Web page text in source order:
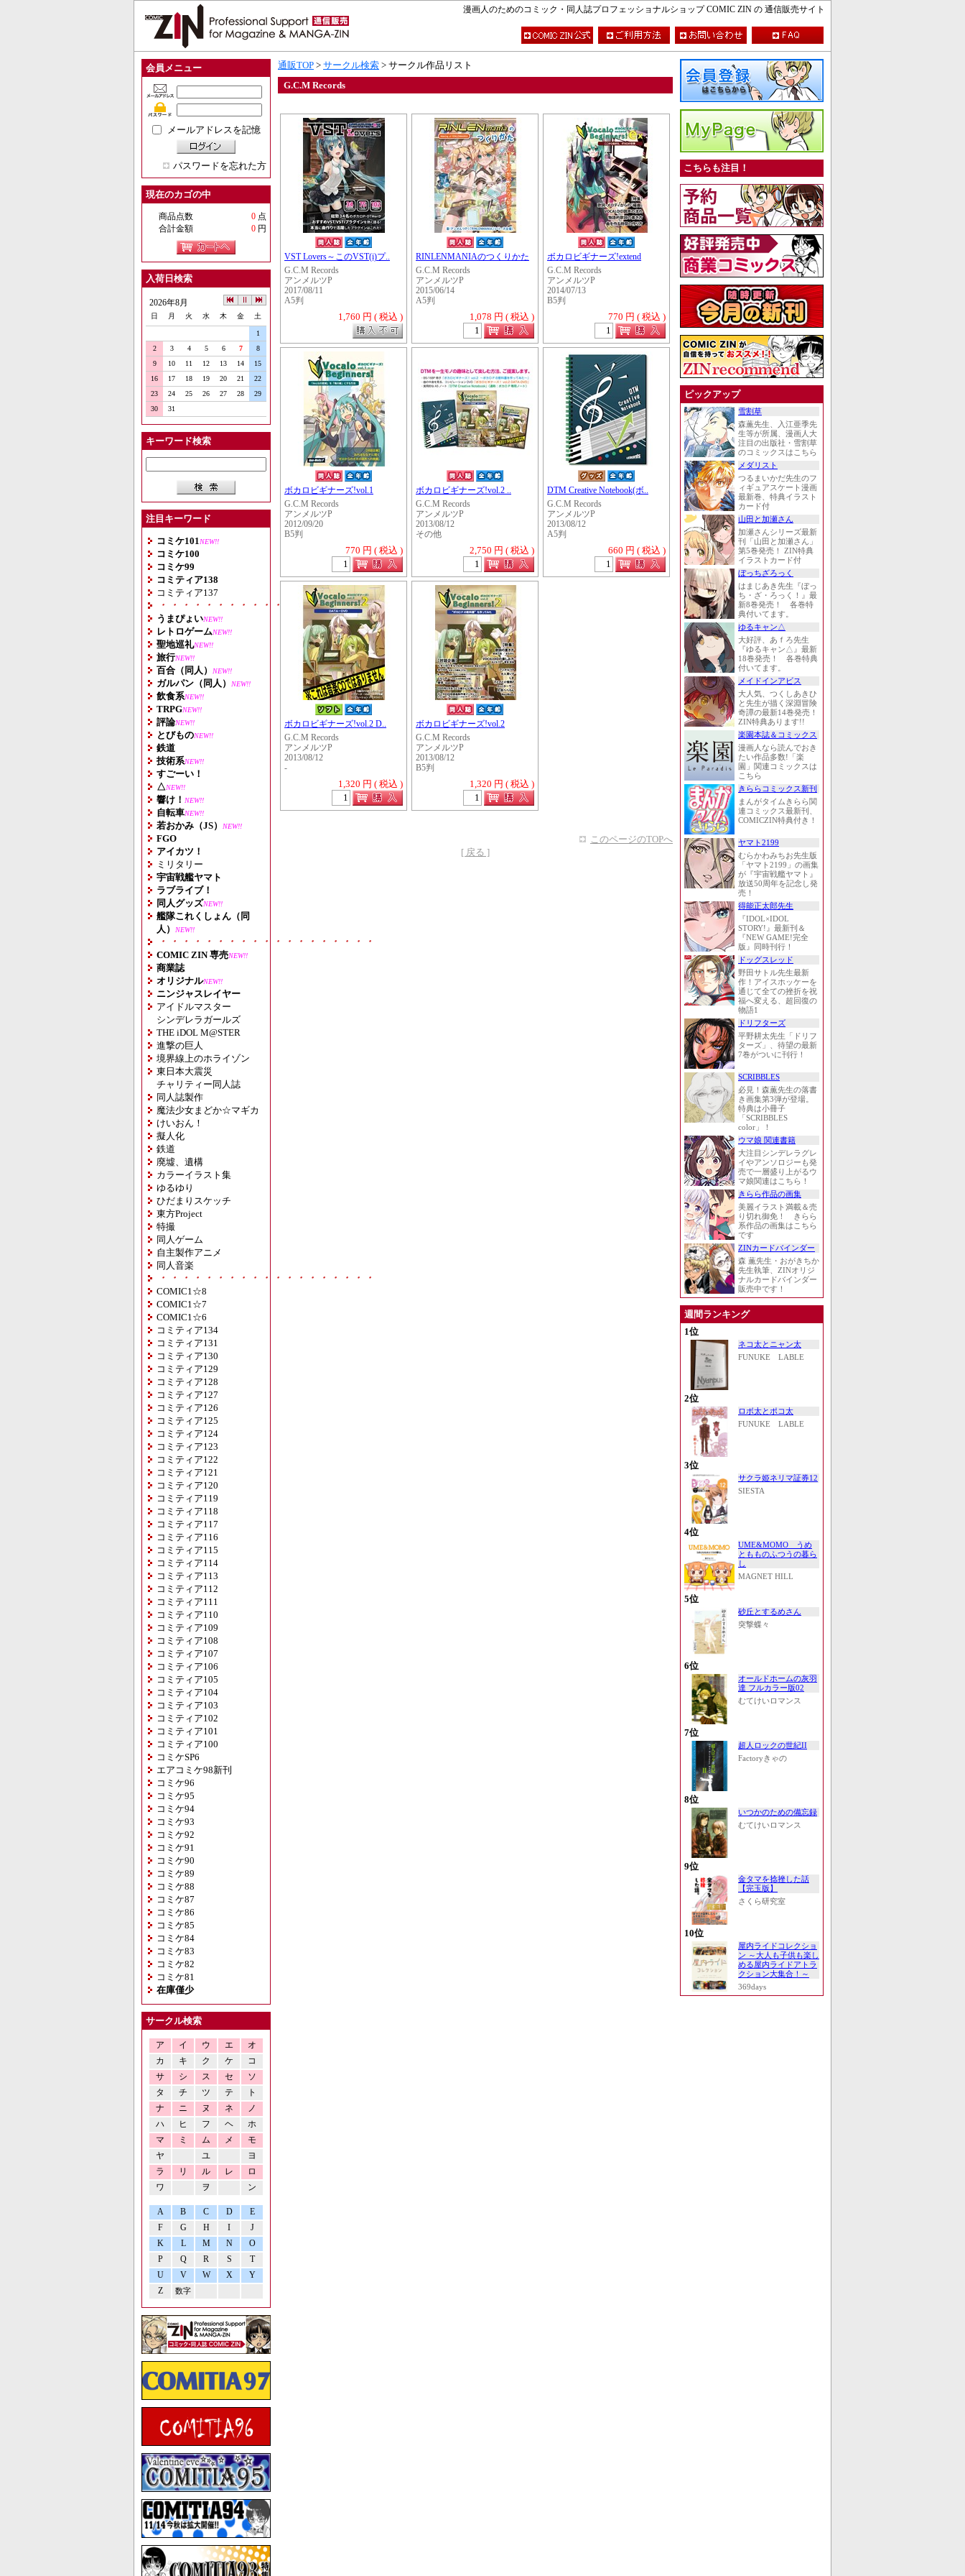
漫画人のためのコミック・同人誌プロフェッショナルショップ COMIC ZIN の 通信販売サイト
会員メニュー
メールアドレスを記憶
パスワードを忘れた方
現在のカゴの中
商品点数 0 点
合計金額
0 円
入荷日検索
2026年8月
日 月 火 水 木 金 土
1
2
3 4 5 6 7
8
9
10 11 12 13 14
15
16
17 18 19 20 21
22
23
24 25 26 27 28
29
30
31
キーワード検索
注目キーワード
コミケ101 NEW!!
コミケ100
コミケ99
コミティア138
コミティア137
・・・・・・・・・・・・・・・・・・・
うまぴょいNEW!!
レトロゲームNEW!!
聖地巡礼NEW!!
旅行NEW!!
百合（同人） NEW!!
ガルパン（同人） NEW!!
飲食系NEW!!
TRPGNEW!!
評論NEW!!
とびものNEW!!
鉄道
技術系NEW!!
すごーい！
△NEW!!
響け！ NEW!!
自転車NEW!!
若おかみ（JS） NEW!!
FGO
アイカツ！
ミリタリー
宇宙戦艦ヤマト
ラブライブ！
同人グッズNEW!!
艦隊これくしょん（同
人）
NEW!!
・・・・・・・・・・・・・・・・・・・
COMIC ZIN 専売NEW!!
商業誌
オリジナルNEW!!
ニンジャスレイヤー
アイドルマスター
シンデレラガールズ
THE iDOL M@STER
進撃の巨人
境界線上のホライゾン
東日本大震災
チャリティー同人誌
同人誌製作
魔法少女まどか☆マギカ
けいおん！
擬人化
鉄道
廃墟、遺構
カラーイラスト集
ゆるゆり
ひだまりスケッチ
東方Project
特撮
同人ゲーム
自主製作アニメ
同人音楽
・・・・・・・・・・・・・・・・・・・
COMIC1☆8
COMIC1☆7
COMIC1☆6
コミティア134
コミティア131
コミティア130
コミティア129
コミティア128
コミティア127
コミティア126
コミティア125
コミティア124
コミティア123
コミティア122
コミティア121
コミティア120
コミティア119
コミティア118
コミティア117
コミティア116
コミティア115
コミティア114
コミティア113
コミティア112
コミティア111
コミティア110
コミティア109
コミティア108
コミティア107
コミティア106
コミティア105
コミティア104
コミティア103
コミティア102
コミティア101
コミティア100
コミケSP6
エアコミケ98新刊
コミケ96
コミケ95
コミケ94
コミケ93
コミケ92
コミケ91
コミケ90
コミケ89
コミケ88
コミケ87
コミケ86
コミケ85
コミケ84
コミケ83
コミケ82
コミケ81
在庫僅少
サークル検索
ア イ ウ エ
オ
カ
キ ク ケ
コ
サ
シ ス セ
ソ
タ
チ ツ テ
ト
ナ
ニ ヌ ネ
ノ
ハ
ヒ フ ヘ
ホ
マ
ミ ム メ
モ
ヤ
ユ
ヨ
ラ
リ ル レ
ロ
ワ
ヲ ン
A B C D
E
F
G H I
J
K
L M N
O
P
Q R S
T
U
V W X
Y
Z
数字
通販TOP > サークル検索 > サークル作品リスト
G.C.M Records
VST Lovers～このVST(i)プ..
G.C.M Records
アンメルツP
2017/08/11
A5判
1,760 円 ( 税込 )
RINLENMANIAのつくりかた
G.C.M Records
アンメルツP
2015/06/14
A5判
1,078 円 ( 税込 )
ボカロビギナーズ!extend
G.C.M Records
アンメルツP
2014/07/13
B5判
770 円 ( 税込 )
ボカロビギナーズ!vol.1
G.C.M Records
アンメルツP
2012/09/20
B5判
770 円 ( 税込 )
ボカロビギナーズ!vol.2 ..
G.C.M Records
アンメルツP
2013/08/12
その他
2,750 円 ( 税込 )
DTM Creative Notebook(ボ..
G.C.M Records
アンメルツP
2013/08/12
A5判
660 円 ( 税込 )
ボカロビギナーズ!vol.2 D..
G.C.M Records
アンメルツP
2013/08/12
-
1,320 円 ( 税込 )
ボカロビギナーズ!vol.2
G.C.M Records
アンメルツP
2013/08/12
B5判
1,320 円 ( 税込 )
このページのTOPへ
[ 戻る ]
こちらも注目！
ピックアップ
雪割草
森薫先生、入江亜季先
生等が所属、漫画人大
注目の出版社・雪割草
のコミックスはこちら
メダリスト
つるまいかだ先生のフ
ィギュアスケート漫画
最新巻、特典イラスト
カード付
山田と加瀬さん
加瀬さんシリーズ最新
刊「山田と加瀬さん」
第5巻発売！ ZIN特典
イラストカード付
ぼっちざろっく
はまじあき先生『ぼっ
ち・ざ・ろっく！』最
新8巻発売！ 各巻特
典付いてます。
ゆるキャン△
大好評、あｆろ先生
『ゆるキャン△』最新
18巻発売！ 各巻特典
付いてます。
メイドインアビス
大人気、つくしあきひ
と先生が描く深淵冒険
奇譚の最新14巻発売！
ZIN特典あります!!
楽園本誌＆コミックス
漫画人なら読んでおき
たい作品多数!「楽
園」関連コミックスは
こちら
きららコミックス新刊
まんがタイムきらら関
連コミックス最新刊、
COMICZIN特典付き！
ヤマト2199
むらかわみちお先生版
「ヤマト2199」の画集
が『宇宙戦艦ヤマト』
放送50周年を記念し発
売！
得能正太郎先生
『IDOL×IDOL
STORY!』最新刊＆
『NEW GAME!完全
版』同時刊行！
ドッグスレッド
野田サトル先生最新
作！アイスホッケーを
通じて全ての挫折を祝
福へ変える、超回復の
物語1
ドリフターズ
平野耕太先生「ドリフ
ターズ」、待望の最新
7巻がついに刊行！
SCRIBBLES
必見！森薫先生の落書
き画集第3弾が登場。
特典は小冊子
「SCRIBBLES
color」！
ウマ娘 関連書籍
大注目シンデレラグレ
イやアンソロジーも発
売で一層盛り上がるウ
マ娘関連はこちら！
きらら作品の画集
美麗イラスト満載＆売
り切れ御免！ きらら
系作品の画集はこちら
です
ZINカードバインダー
森 薫先生・おがきちか
先生執筆、ZINオリジ
ナルカードバインダー
販売中です！
週間ランキング
1位
ネコ太とニャン太
FUNUKE LABLE
2位
ロボ太とポコ太
FUNUKE LABLE
3位
サクラ姫ネリマ証券12
SIESTA
4位
UME&MOMO うめ
ともものふつうの暮ら
し
MAGNET HILL
5位
砂丘とするめさん
突撃蝶々
6位
オールドホームの灰羽
達 フルカラー版02
むてけいロマンス
7位
超人ロックの世紀II
Factoryきゃの
8位
いつかのための備忘録
むてけいロマンス
9位
金タマを捻挫した話
【完玉版】
さくら研究室
10位
屋内ライドコレクショ
ン ～大人も子供も楽し
める屋内ライドアトラ
クション大集合！～
369days